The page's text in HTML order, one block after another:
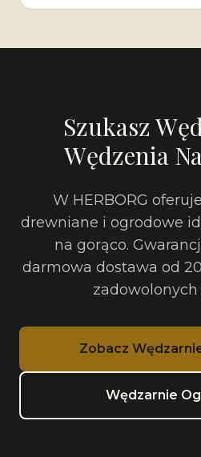
Szukasz
Wędzenia
W HERBORG
drewniane i ogrodowe
na gorąco.
darmowa dostawa od
Zobacz
Wędzarnie